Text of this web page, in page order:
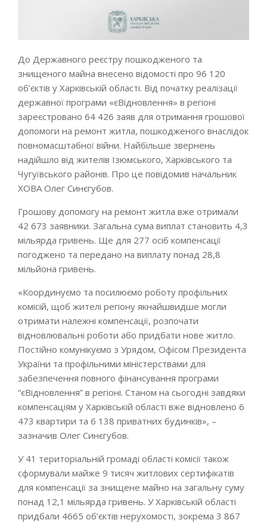
До Державного реєстру пошкодженого та
знищеного майна внесено відомості про 96 120
об’єктів у Харківській області. Від початку реалізації
державної програми «єВідновлення» в регіоні
зареєстровано 64 426 заяв для отримання грошової
допомоги на ремонт житла, пошкодженого внаслідок
повномасштабної війни. Найбільше звернень
надійшло від жителів Ізюмського, Харківського та
Чугуївського районів. Про це повідомив начальник
ХОВА Олег Синєгубов.
Грошову допомогу на ремонт житла вже отримали
42 673 заявники. Загальна сума виплат становить 4,3
мільярда гривень. Ще для 277 осіб компенсації
погоджено та передано на виплату понад 28,8
мільйона гривень.
«Координуємо та посилюємо роботу профільних
комісій, щоб жителі регіону якнайшвидше могли
отримати належні компенсації, розпочати
відновлювальні роботи або придбати нове житло.
Постійно комунікуємо з Урядом, Офісом Президента
України та профільними міністерствами для
забезпечення повного фінансування програми
“єВідновлення” в регіоні. Станом на сьогодні завдяки
компенсаціям у Харківській області вже відновлено 6
473 квартири та 6 138 приватних будинків», –
зазначив Олег Синєгубов.
У 41 територіальній громаді області комісії також
сформували майже 9 тисяч житлових сертифікатів
для компенсації за знищене майно на загальну суму
понад 12,1 мільярда гривень. У Харківській області
придбали 4665 об’єктів нерухомості, зокрема 3 867